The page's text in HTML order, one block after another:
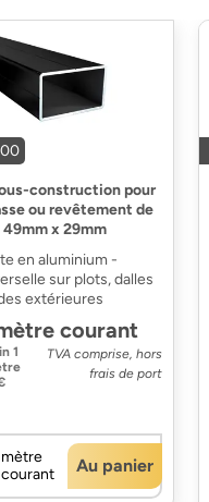
construction pour
ou revêtement de
x 29mm
en aluminium -
sur plots, dalles
extérieures
courant
1
TVA comprise, hors
frais de port
mètre
courant
Au panier